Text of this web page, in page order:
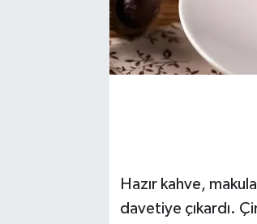
Hazır kahve,
davetiye çıkardı.